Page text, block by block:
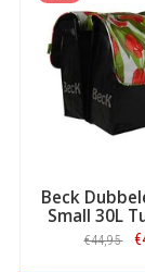
Beck
Small 30L
€44,95